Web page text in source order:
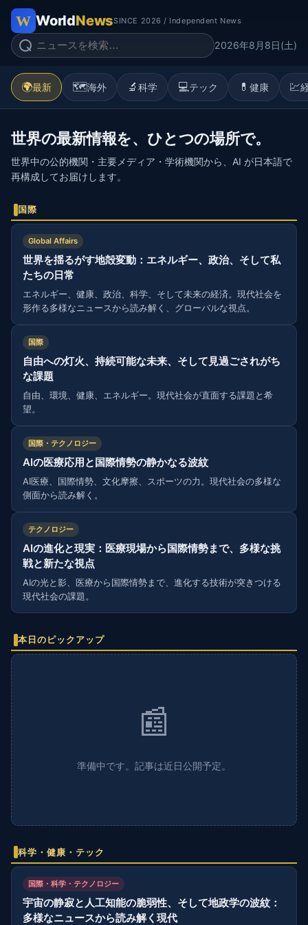
WorldNewsSINCE 2026 / Independent News
2026年8月8日(土)
🌍最新 🗺️海外 🔬 科学 💻テック 💊 健康 💹
世界の最新情報を、ひとつの場所で。
世界中の公的機関・主要メディア・学術機関から、AI が日本語で
再構成してお届けします。
国際
Global Affairs
世界を揺るがす地殻変動：エネルギー、政治、そして私
たちの日常
エネルギー、健康、政治、科学、そして未来の経済。現代社会を
形作る多様なニュースから読み解く、グローバルな視点。
国際
自由への灯火、持続可能な未来、そして見過ごされがち
な課題
自由、環境、健康、エネルギー。現代社会が直面する課題と希
望。
国際・テクノロジー
AIの医療応用と国際情勢の静かなる波紋
AI医療、国際情勢、文化摩擦、スポーツの力。現代社会の多様な
側面から読み解く。
テクノロジー
AIの進化と現実：医療現場から国際情勢まで、多様な挑
戦と新たな視点
AIの光と影、医療から国際情勢まで、進化する技術が突きつける
現代社会の課題。
本日のピックアップ
📰
準備中です。記事は近日公開予定。
科学・健康・テック
国際・科学・テクノロジー
宇宙の静寂と人工知能の脆弱性、そして地政学の波紋：
多様なニュースから読み解く現代